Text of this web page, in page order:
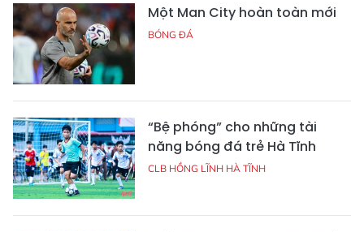
Một Man City hoàn toàn mới
BÓNG ĐÁ
“Bệ phóng” cho những tài
năng bóng đá trẻ Hà Tĩnh
CLB HỒNG LĨNH HÀ TĨNH